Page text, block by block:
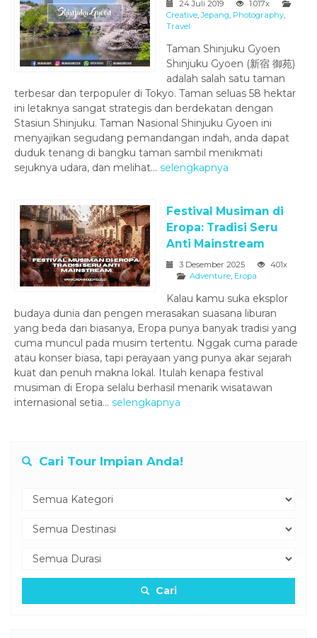
24 Juli 2019
1.017x
Creative ,Jepang Photography
Travel
Taman Shinjuku Gyoen
Shinjuku Gyoen (新宿 御苑)
adalah salah satu taman
terbesar dan terpopuler di Tokyo. Taman seluas 58 hektar
ini letaknya sangat strategis dan berdekatan dengan
Stasiun Shinjuku. Taman Nasional Shinjuku Gyoen ini
menyajikan segudang pemandangan indah, anda dapat
duduk tenang di bangku taman sambil menikmati
sejuknya udara, dan melihat... selengkapnya
Festival Musiman di
Eropa: Tradisi Seru
Anti Mainstream
3 Desember 2025
401x
Adventure Eropa
Kalau kamu suka eksplor
budaya dunia dan pengen merasakan suasana liburan
yang beda dari biasanya, Eropa punya banyak tradisi yang
cuma muncul pada musim tertentu. Nggak cuma parade
atau konser biasa, tapi perayaan yang punya akar sejarah
kuat dan penuh makna lokal. Itulah kenapa festival
musiman di Eropa selalu berhasil menarik wisatawan
internasional setia... selengkapnya
Cari Tour Impian Anda!
Cari